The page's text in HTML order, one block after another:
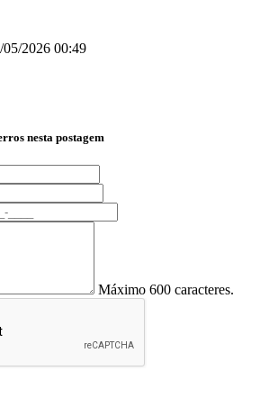
05/2026 00:49
nesta postagem
Máximo 600 caracteres.